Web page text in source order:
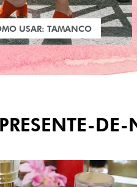
USAR: TAMANCO
DE-